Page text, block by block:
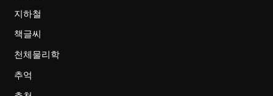
지하철
책글씨
천체물리학
추억